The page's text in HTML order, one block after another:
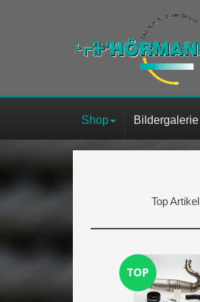
Shop Bildergalerie
Top Artikel